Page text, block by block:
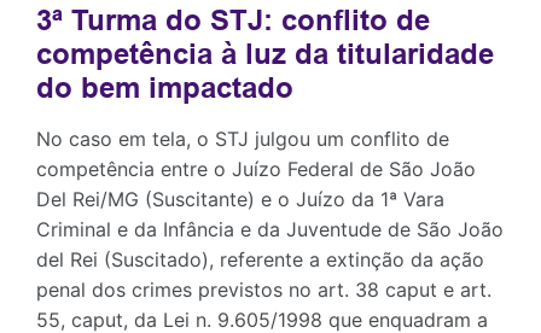
3ª Turma do STJ: conflito de
competência à luz da titularidade
do bem impactado
No caso em tela, o STJ julgou um conflito de
competência entre o Juízo Federal de São João
Del Rei/MG (Suscitante) e o Juízo da 1ª Vara
Criminal e da Infância e da Juventude de São João
del Rei (Suscitado), referente a extinção da ação
penal dos crimes previstos no art. 38 caput e art.
55, caput, da Lei n. 9.605/1998 que enquadram a